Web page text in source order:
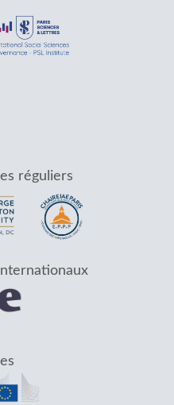
réguliers